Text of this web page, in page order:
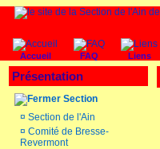
Accueil FAQ Liens
Présentation
Section
¤ Section de l'Ain
¤ Comité de Bresse-
Revermont